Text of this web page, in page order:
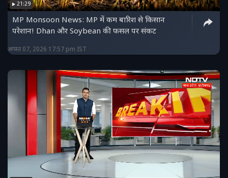
21:29
MP Monsoon News: MP में कम बारिश से किसान
परेशान! Dhan और Soybean की फसल पर संकट
अगस्त 07, 2026 17:57 pm IST